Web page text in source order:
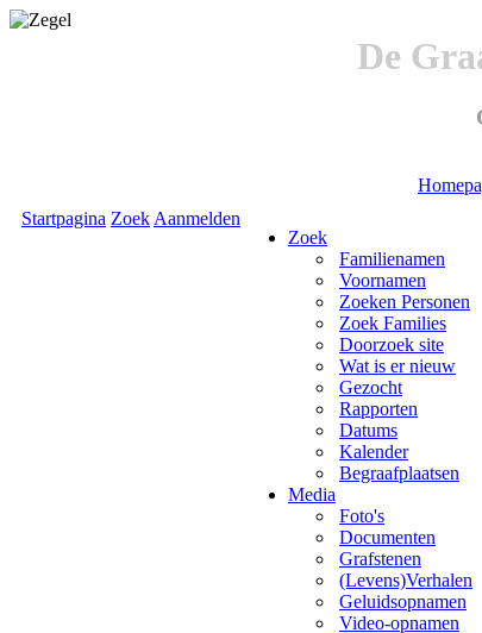
De
Startpagina Zoek Aanmelden
Zoek
Familienamen
Voornamen
Zoeken Personen
Zoek Families
Doorzoek site
Wat is er nieuw
Gezocht
Rapporten
Datums
Kalender
Begraafplaatsen
Media
Foto's
Documenten
Grafstenen
(Levens)Verhalen
Geluidsopnamen
Video-opnamen